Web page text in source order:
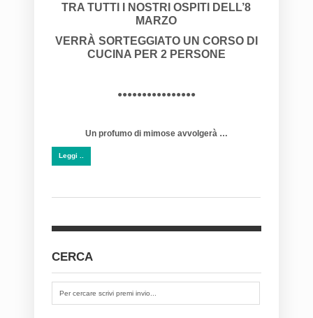
TRA TUTTI I NOSTRI OSPITI DELL’8
MARZO
VERRÀ SORTEGGIATO UN CORSO DI
CUCINA PER 2 PERSONE
●●●●●●●●●●●●●●●●
Un profumo di mimose avvolgerà …
Leggi ..
CERCA